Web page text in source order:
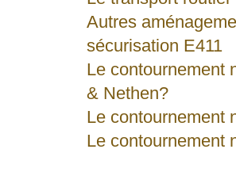
Autres
sécurisation E411
Le contournement
& Nethen?
Le contournement
Le contournement